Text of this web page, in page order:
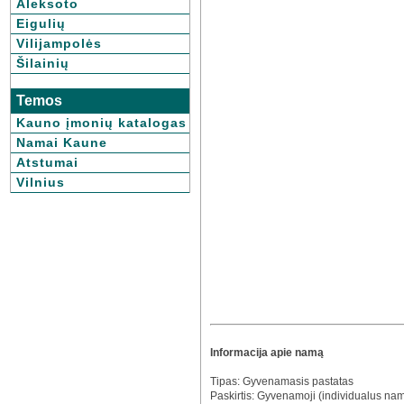
Aleksoto
Eigulių
Vilijampolės
Šilainių
Temos
Kauno įmonių katalogas
Namai Kaune
Atstumai
Vilnius
Informacija apie namą
Tipas: Gyvenamasis pastatas
Paskirtis: Gyvenamoji (individualus